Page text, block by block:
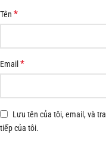
Tên *
Email*
Lưu tên của tôi, email, và
tiếp của tôi.